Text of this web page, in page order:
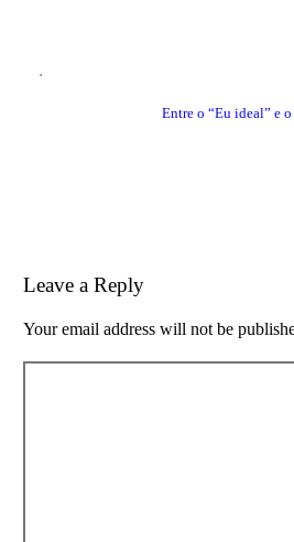
Entre o “Eu ideal” e
Leave a Reply
Your email address will not be